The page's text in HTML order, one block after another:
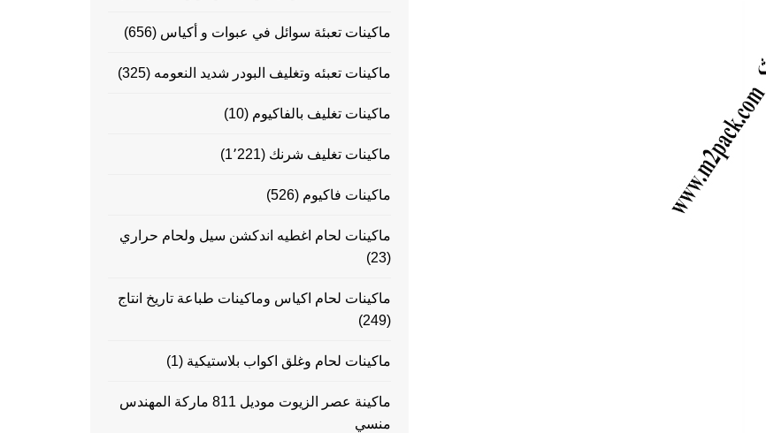
ماكينات تعبئة سوائل في عبوات و أكياس (656)
ماكينات تعبئه وتغليف البودر شديد النعومه (325)
ماكينات تغليف بالفاكيوم (10)
ماكينات تغليف شرنك (1٬221)
ماكينات فاكيوم (526)
ماكينات لحام اغطيه اندكشن سيل ولحام حراري
(23)
ماكينات لحام اكياس وماكينات طباعة تاريخ انتاج
(249)
ماكينات لحام وغلق اكواب بلاستيكية (1)
ماكينة عصر الزيوت موديل 811 ماركة المهندس
منسي